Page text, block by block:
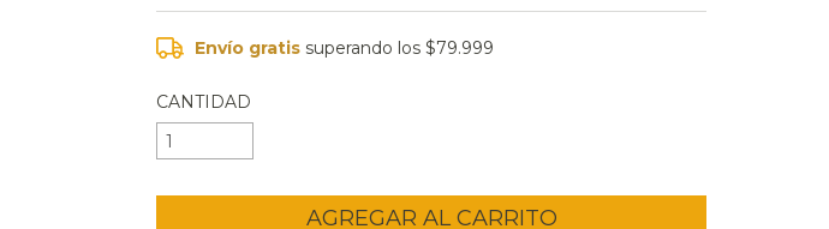
Envío gratis superando los$79.999
CANTIDAD